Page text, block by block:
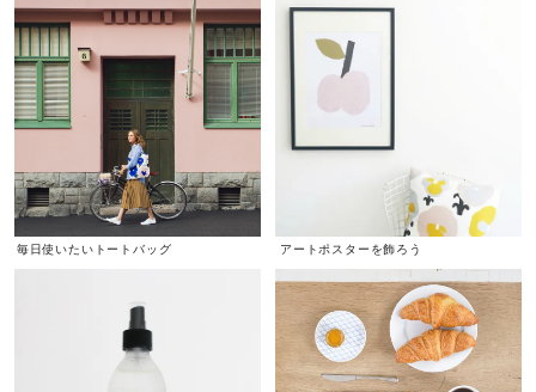
毎日使いたいトートバッグ アートポスターを飾ろう